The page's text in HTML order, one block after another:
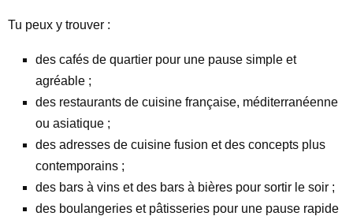
Tu peux y trouver :
des cafés de quartier pour une pause simple et
agréable ;
des restaurants de cuisine française, méditerranéenne
ou asiatique ;
des adresses de cuisine fusion et des concepts plus
contemporains ;
des bars à vins et des bars à bières pour sortir le soir ;
des boulangeries et pâtisseries pour une pause rapide